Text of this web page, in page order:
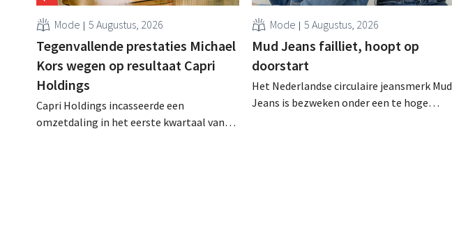
Mode 5 Augustus, 2026
Tegenvallende prestaties Michael
Kors wegen op resultaat Capri
Holdings
Capri Holdings incasseerde een
omzetdaling in het eerste kwartaal van
Mode 5 Augustus, 2026
Mud Jeans failliet, hoopt op
doorstart
Het Nederlandse circulaire jeansmerk Mud
Jeans is bezweken onder een te hoge